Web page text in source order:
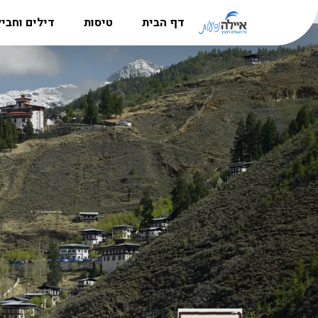
דף הבית
מדריך היעדים
הרשמה למשלחות לפולין
סניפים
אודות
דרושים
טיסות
טיסות לאירופה
טיסות לקרפטוס
טיסות לבוקרשט
טיסות לאתונה
טיסות לבודפשט
טיסות ללרנקה
טיסות לבאטומי
טיסות לבאקו
טיסות אל על
דילים
חבילות
דילים
חבילות
דילים
דילים
דילים
דילים
דילים
דילים